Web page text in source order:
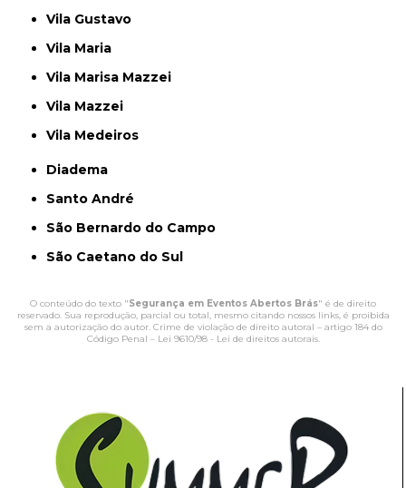
Vila Gustavo
Vila Maria
Vila Marisa Mazzei
Vila Mazzei
Vila Medeiros
Diadema
Santo André
São Bernardo do Campo
São Caetano do Sul
O conteúdo do texto "Segurança em Eventos Abertos Brás" é de direito
reservado. Sua reprodução, parcial ou total, mesmo citando nossos links, é proibida
sem a autorização do autor. Crime de violação de direito autoral – artigo 184 do
Código Penal – Lei 9610/98 - Lei de direitos autorais.